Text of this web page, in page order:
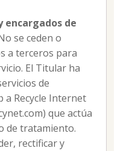
encargados de
se ceden o
a terceros para
El Titular ha
de
a Recycle Internet
que actúa
de tratamiento.
rectificar y